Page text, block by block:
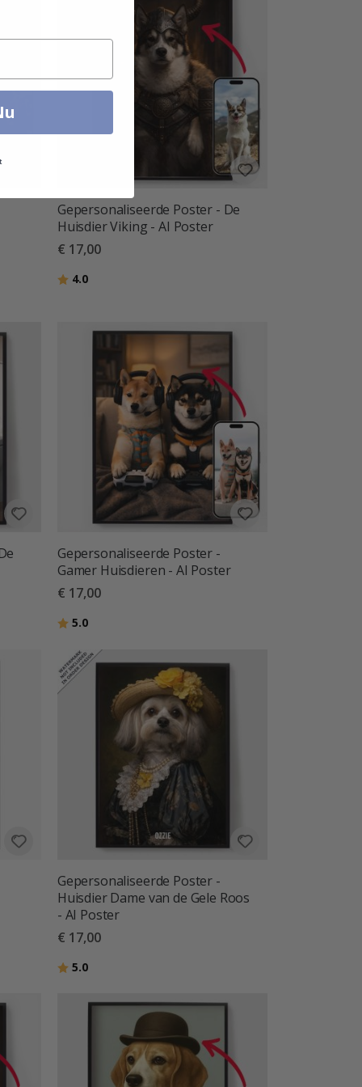
Gepersonaliseerde Poster - De
Huisdier Viking - AI Poster
€ 17,00
Beoordeling:
4.0uit 5 sterren
Gepersonaliseerde Poster -
Gamer Huisdieren - AI Poster
€ 17,00
Beoordeling:
5.0uit 5 sterren
Gepersonaliseerde Poster -
Huisdier Dame van de Gele Roos
- AI Poster
€ 17,00
Beoordeling:
5.0uit 5 sterren